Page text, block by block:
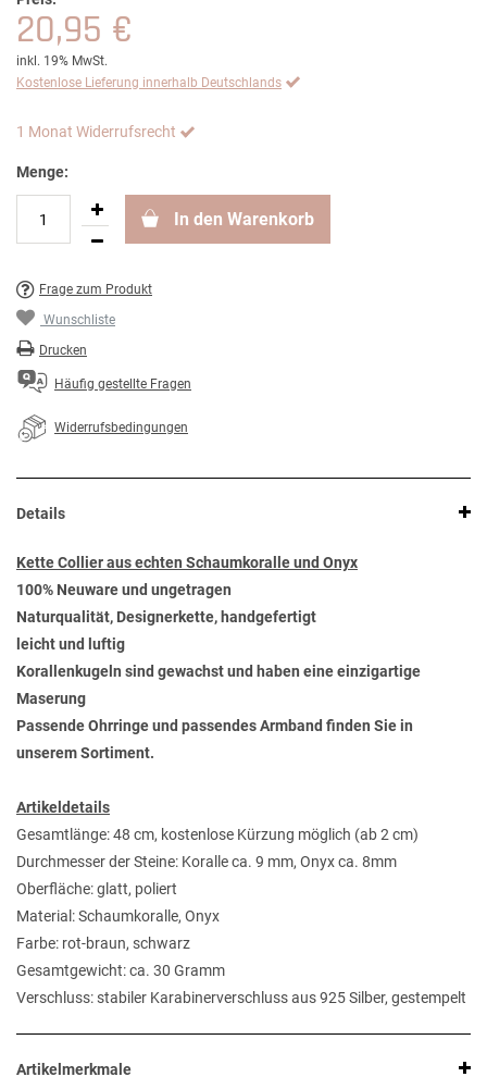
20,95 €
inkl. 19% MwSt.
Kostenlose Lieferung innerhalb Deutschlands
1 Monat Widerrufsrecht
Menge:
In den Warenkorb
Frage zum Produkt
Wunschliste
Drucken
Häufig gestellte Fragen
Widerrufsbedingungen
Details
Kette Collier aus echten Schaumkoralle und Onyx
100% Neuware und ungetragen
Naturqualität, Designerkette, handgefertigt
leicht und luftig
Korallenkugeln sind gewachst und haben eine einzigartige
Maserung
Passende Ohrringe und passendes Armband finden Sie in
unserem Sortiment.
Artikeldetails
Gesamtlänge: 48 cm, kostenlose Kürzung möglich (ab 2 cm)
Durchmesser der Steine: Koralle ca. 9 mm, Onyx ca. 8mm
Oberfläche: glatt, poliert
Material: Schaumkoralle, Onyx
Farbe: rot-braun, schwarz
Gesamtgewicht: ca. 30 Gramm
Verschluss: stabiler Karabinerverschluss aus 925 Silber, gestempelt
Artikelmerkmale